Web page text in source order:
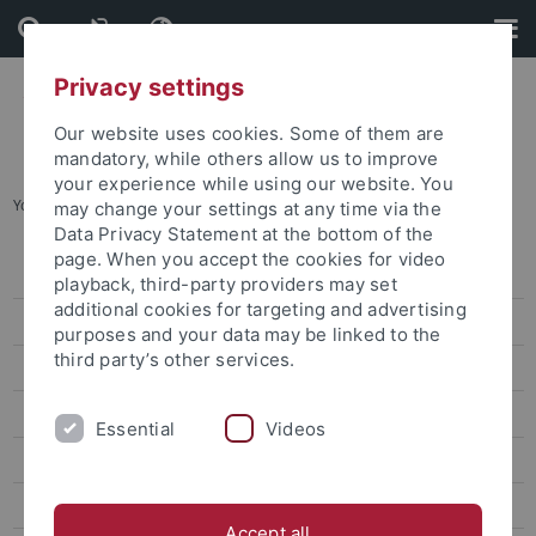
Skip
to
content
Skip
to
footer
You are here: Startseite ... Verwaltungskostenbeitrag
Studienanfang
Prüfungen
Beiträge und Gebühren
Semesterbeiträge
Studiengebühren
Privacy settings
Our website uses cookies. Some of them are
mandatory, while others allow us to improve
your experience while using our website. You
may change your settings at any time via the
Data Privacy Statement at the bottom of the
page. When you accept the cookies for video
playback, third-party providers may set
additional cookies for targeting and advertising
purposes and your data may be linked to the
third party’s other services.
Essential Videos